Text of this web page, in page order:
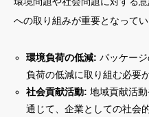
への取り組みが重要となってい
環境負荷の低減: パッケー
負荷の低減に取り組む必要
社会貢献活動: 地域貢献活
通じて、企業としての社会